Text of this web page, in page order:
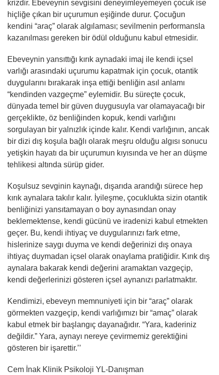
krizdir. Ebeveynin sevgisini deneyimleyemeyen çocuk ise
hiçliğe çıkan bir uçurumun eşiğinde durur. Çocuğun
kendini “araç” olarak algılaması; sevilmenin performansla
kazanılması gereken bir ödül olduğunu kabul etmesidir.
Ebeveynin yansıttığı kırık aynadaki imaj ile kendi içsel
varlığı arasındaki uçurumu kapatmak için çocuk, otantik
duygularını bırakarak inşa ettiği benliğin asıl anlamı
“kendinden vazgeçme” eylemidir. Bu süreçte çocuk,
dünyada temel bir güven duygusuyla var olamayacağı bir
gerçeklikte, öz benliğinden kopuk, kendi varlığını
sorgulayan bir yalnızlık içinde kalır. Kendi varlığının, ancak
bir dizi dış koşula bağlı olarak meşru olduğu algısı sonucu
yetişkin hayatı da bir uçurumun kıyısında ve her an düşme
tehlikesi altında sürüp gider.
Koşulsuz sevginin kaynağı, dışarıda arandığı sürece hep
kırık aynalara takılır kalır. İyileşme, çocuklukta sizin otantik
benliğinizi yansıtamayan o boy aynasından onay
beklemektense, kendi gücünü ve iradenizi kabul etmekten
geçer. Bu, kendi ihtiyaç ve duygularınızı fark etme,
hislerinize saygı duyma ve kendi değerinizi dış onaya
ihtiyaç duymadan içsel olarak onaylama pratiğidir. Kırık dış
aynalara bakarak kendi değerini aramaktan vazgeçip,
kendi değerlerinizi gösteren içsel aynanızı parlatmaktır.
Kendimizi, ebeveyn memnuniyeti için bir “araç” olarak
görmekten vazgeçip, kendi varlığımızı bir “amaç” olarak
kabul etmek bir başlangıç dayanağıdır. “Yara, kaderiniz
değildir.” Yara, aynayı nereye çevirmemiz gerektiğini
gösteren bir işarettir.’’
Cem İnak Klinik Psikoloji YL-Danışman